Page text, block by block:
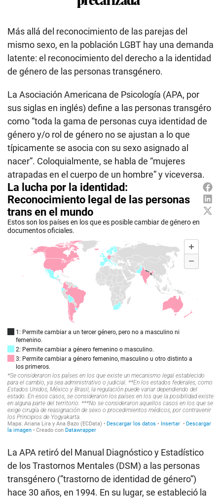
Más allá del reconocimiento de las parejas del
mismo sexo, en la población LGBT hay una demanda
latente: el reconocimiento del derecho a la identidad
de género de las personas transgénero.
La Asociación Americana de Psicología (APA, por
sus siglas en inglés) define a las personas transgéro
como “toda la gama de personas cuya identidad de
género y/o rol de género no se ajustan a lo que
típicamente se asocia con su sexo asignado al
nacer”. Coloquialmente, se habla de “mujeres
atrapadas en el cuerpo de un hombre” y viceversa.
La APA retiró del Manual Diagnóstico y Estadístico
de los Trastornos Mentales (DSM) a las personas
transgénero (”trastorno de identidad de género”)
hace 30 años, en 1994. En su lugar, se estableció la